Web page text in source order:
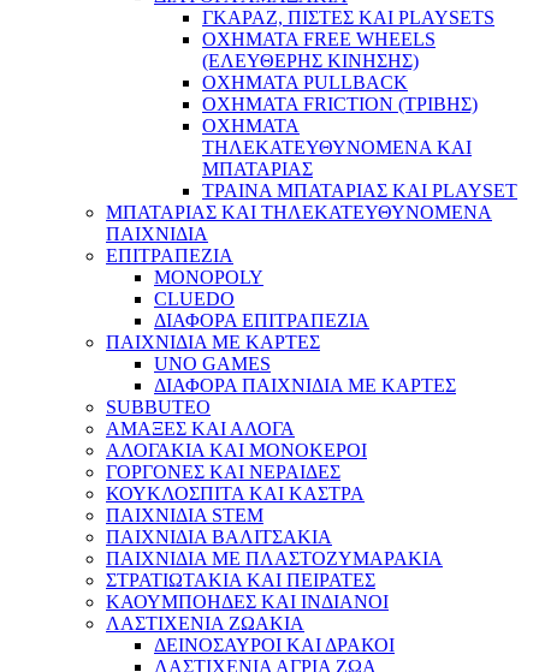
ΓΚΑΡΑΖ, ΠΙΣΤΕΣ ΚΑΙ PLAYSETS
ΟΧΗΜΑΤΑ FREE WHEELS
(ΕΛΕΥΘΕΡΗΣ ΚΙΝΗΣΗΣ)
ΟΧΗΜΑΤΑ PULLBACK
ΟΧΗΜΑΤΑ FRICTION (ΤΡΙΒΗΣ)
ΟΧΗΜΑΤΑ
ΤΗΛΕΚΑΤΕΥΘΥΝΟΜΕΝΑ ΚΑΙ
ΜΠΑΤΑΡΙΑΣ
ΤΡΑΙΝΑ ΜΠΑΤΑΡΙΑΣ ΚΑΙ PLAYSET
ΜΠΑΤΑΡΙΑΣ ΚΑΙ ΤΗΛΕΚΑΤΕΥΘΥΝΟΜΕΝΑ
ΠΑΙΧΝΙΔΙΑ
ΕΠΙΤΡΑΠΕΖΙΑ
MONOPOLY
CLUEDO
ΔΙΑΦΟΡΑ ΕΠΙΤΡΑΠΕΖΙΑ
ΠΑΙΧΝΙΔΙΑ ΜΕ ΚΑΡΤΕΣ
UNO GAMES
ΔΙΑΦΟΡΑ ΠΑΙΧΝΙΔΙΑ ΜΕ ΚΑΡΤΕΣ
SUBBUTEO
ΑΜΑΞΕΣ ΚΑΙ ΑΛΟΓΑ
ΑΛΟΓΑΚΙΑ ΚΑΙ ΜΟΝΟΚΕΡΟΙ
ΓΟΡΓΟΝΕΣ ΚΑΙ ΝΕΡΑΙΔΕΣ
ΚΟΥΚΛΟΣΠΙΤΑ ΚΑΙ ΚΑΣΤΡΑ
ΠΑΙΧΝΙΔΙΑ STEM
ΠΑΙΧΝΙΔΙΑ ΒΑΛΙΤΣΑΚΙΑ
ΠΑΙΧΝΙΔΙΑ ΜΕ ΠΛΑΣΤΟΖΥΜΑΡΑΚΙΑ
ΣΤΡΑΤΙΩΤΑΚΙΑ ΚΑΙ ΠΕΙΡΑΤΕΣ
ΚΑΟΥΜΠΟΗΔΕΣ ΚΑΙ ΙΝΔΙΑΝΟΙ
ΛΑΣΤΙΧΕΝΙΑ ΖΩΑΚΙΑ
ΔΕΙΝΟΣΑΥΡΟΙ ΚΑΙ ΔΡΑΚΟΙ
ΛΑΣΤΙΧΕΝΙΑ ΑΓΡΙΑ ΖΩΑ